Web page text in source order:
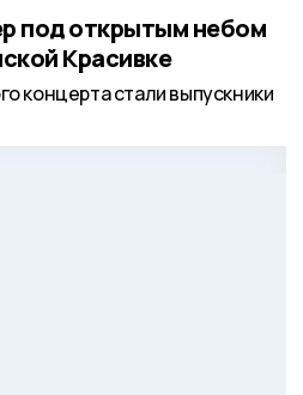
под открытым небом
Красивке
концерта стали выпускники